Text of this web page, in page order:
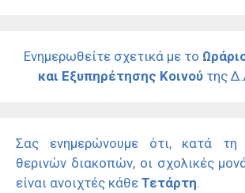
Ενημερωθείτε σχετικά με το
και Εξυπηρέτησης Κοινού της
Σας ενημερώνουμε ότι, κατά τη
θερινών διακοπών, οι σχολικές
είναι ανοιχτές κάθε Τετάρτη.